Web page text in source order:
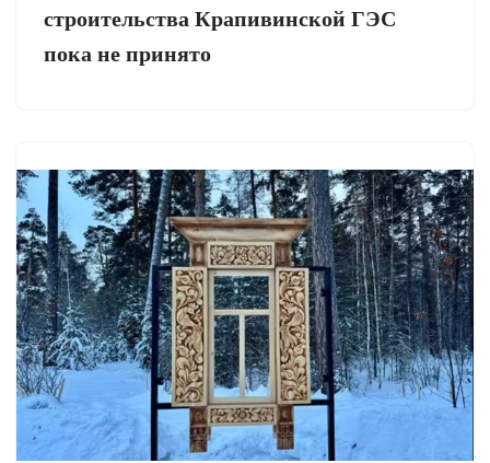
строительства Крапивинской ГЭС
пока не принято